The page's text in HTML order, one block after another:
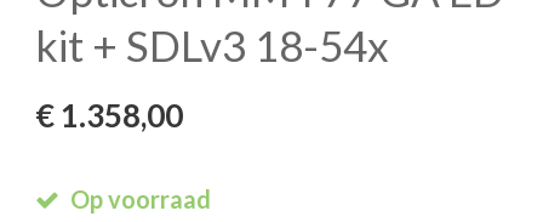
kit + SDLv3 18-54x
€ 1.358,00
Op voorraad